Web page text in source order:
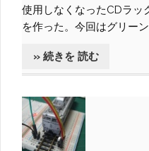
使用しなくなったCDラッ
を作った。今回はグリー
» 続きを 読む